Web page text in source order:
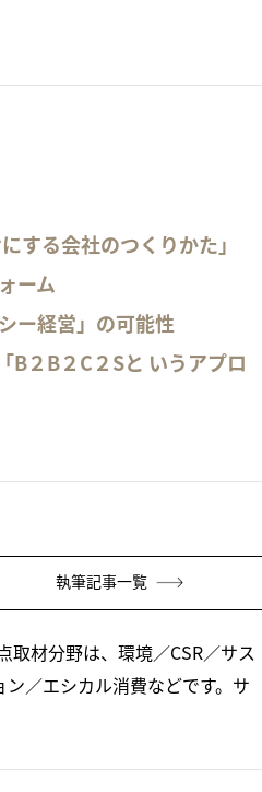
する会社のつくりかた」
ーム
ー経営」の可能性
２B２C２Sと いうアプロ
執筆記事一覧
材分野は、環境／CSR／サス
／エシカル消費などです。サ